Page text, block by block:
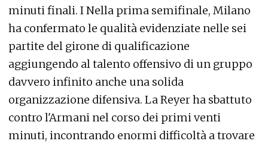
minuti finali. I Nella prima semifinale, Milano
ha confermato le qualità evidenziate nelle sei
partite del girone di qualificazione
aggiungendo al talento offensivo di un gruppo
davvero infinito anche una solida
organizzazione difensiva. La Reyer ha sbattuto
contro l'Armani nel corso dei primi venti
minuti, incontrando enormi difficoltà a trovare